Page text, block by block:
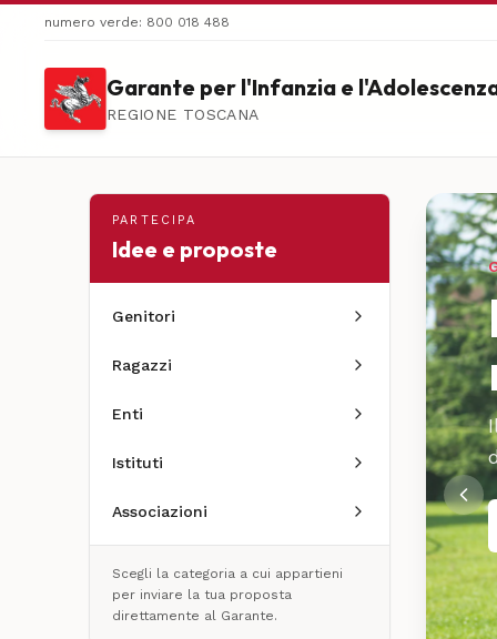
numero verde: 800 018 488
Garante per l'Infanzia e
REGIONE TOSCANA
PARTECIPA
Idee e proposte
Genitori
Ragazzi
Enti
Istituti
Associazioni
Scegli la categoria a cui appartieni
per inviare la tua proposta
direttamente al Garante.